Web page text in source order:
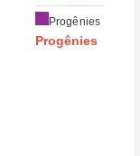
Progênies
Progênies